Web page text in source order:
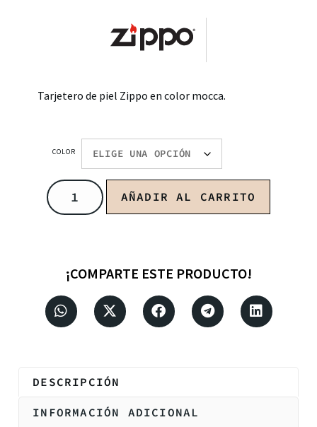
Tarjetero de piel Zippo en color mocca.
COLOR
AÑADIR AL CARRITO
¡COMPARTE ESTE PRODUCTO!
DESCRIPCIÓN
INFORMACIÓN ADICIONAL